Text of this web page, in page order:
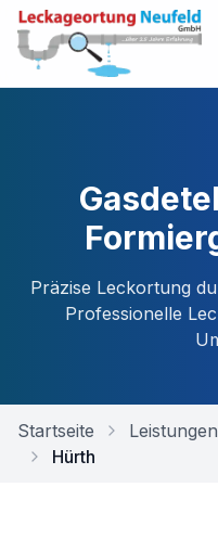
Präzise Leckortung
Professionelle
Startseite Leistungen
Hürth